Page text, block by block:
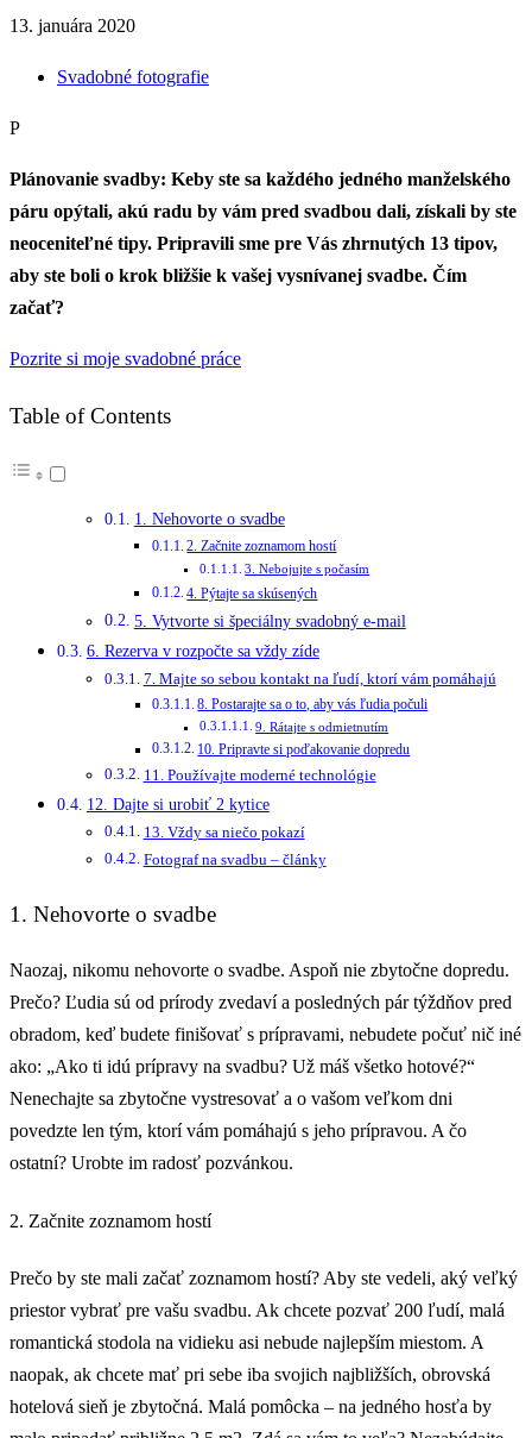
13. januára 2020
Svadobné fotografie
P
Plánovanie svadby: Keby ste sa každého jedného manželského
páru opýtali, akú radu by vám pred svadbou dali, získali by ste
neoceniteľné tipy. Pripravili sme pre Vás zhrnutých 13 tipov,
aby ste boli o krok bližšie k vašej vysnívanej svadbe. Čím
začať?
Pozrite si moje svadobné práce
Table of Contents
1. Nehovorte o svadbe
2. Začnite zoznamom hostí
3. Nebojujte s počasím
4. Pýtajte sa skúsených
5. Vytvorte si špeciálny svadobný e-mail
6. Rezerva v rozpočte sa vždy zíde
7. Majte so sebou kontakt na ľudí, ktorí vám pomáhajú
8. Postarajte sa o to, aby vás ľudia počuli
9. Rátajte s odmietnutím
10. Pripravte si poďakovanie dopredu
11. Používajte moderné technológie
12. Dajte si urobiť 2 kytice
13. Vždy sa niečo pokazí
Fotograf na svadbu – články
1. Nehovorte o svadbe
Naozaj, nikomu nehovorte o svadbe. Aspoň nie zbytočne dopredu.
Prečo? Ľudia sú od prírody zvedaví a posledných pár týždňov pred
obradom, keď budete finišovať s prípravami, nebudete počuť nič iné
ako: „Ako ti idú prípravy na svadbu? Už máš všetko hotové?“
Nenechajte sa zbytočne vystresovať a o vašom veľkom dni
povedzte len tým, ktorí vám pomáhajú s jeho prípravou. A čo
ostatní? Urobte im radosť pozvánkou.
2. Začnite zoznamom hostí
Prečo by ste mali začať zoznamom hostí? Aby ste vedeli, aký veľký
priestor vybrať pre vašu svadbu. Ak chcete pozvať 200 ľudí, malá
romantická stodola na vidieku asi nebude najlepším miestom. A
naopak, ak chcete mať pri sebe iba svojich najbližších, obrovská
hotelová sieň je zbytočná. Malá pomôcka – na jedného hosťa by